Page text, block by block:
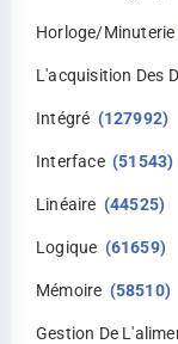
Horloge/Minuterie
L'acquisition Des
Intégré (127992)
Interface (51543)
Linéaire (44525)
Logique (61659)
Mémoire (58510)
Gestion De